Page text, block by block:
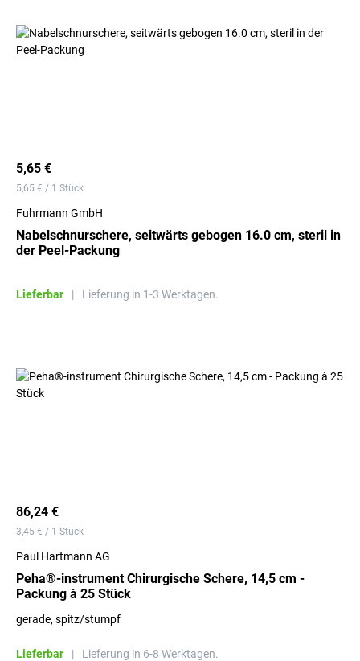
5,65 €
5,65 € / 1 Stück
Fuhrmann GmbH
Nabelschnurschere, seitwärts gebogen 16.0 cm, steril in
der Peel-Packung
Lieferbar | Lieferung in 1-3 Werktagen.
86,24 €
3,45 € / 1 Stück
Paul Hartmann AG
Peha®-instrument Chirurgische Schere, 14,5 cm -
Packung à 25 Stück
gerade, spitz/stumpf
Lieferbar | Lieferung in 6-8 Werktagen.